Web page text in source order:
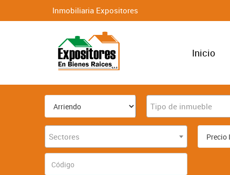
Inmobiliaria Expositores
Inicio
Tipo de inmueble
Sectores